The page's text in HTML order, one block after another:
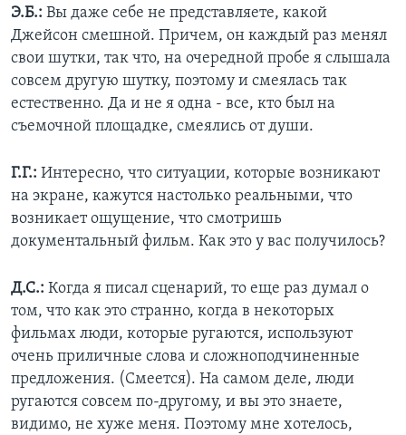
Э.Б.: Вы даже себе не представляете, какой
Джейсон смешной. Причем, он каждый раз менял
свои шутки, так что, на очередной пробе я слышала
совсем другую шутку, поэтому и смеялась так
естественно. Да и не я одна - все, кто был на
съемочной площадке, смеялись от души.
Г.Г.: Интересно, что ситуации, которые возникают
на экране, кажутся настолько реальными, что
возникает ощущение, что смотришь
документальный фильм. Как это у вас получилось?
Д.С.: Когда я писал сценарий, то еще раз думал о
том, что как это странно, когда в некоторых
фильмах люди, которые ругаются, используют
очень приличные слова и сложноподчиненные
предложения. (Смеется). На самом деле, люди
ругаются совсем по-другому, и вы это знаете,
видимо, не хуже меня. Поэтому мне хотелось,